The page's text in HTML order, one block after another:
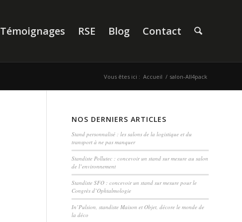
Témoignages RSE Blog Contact
Vous êtes ici : Accueil / salon-All4pack
NOS DERNIERS ARTICLES
Stand personnalisé : les salons de la logistique et du
transport à ne pas manquer
Standiste Pollutec : concevoir un stand sur mesure au salon
de l’environnement
Standiste SFO : concevoir un stand sur mesure pour le
Congrès d’Ophtalmologie
In’Pulsion, standiste Maison et Objet, décore le monde de
la déco